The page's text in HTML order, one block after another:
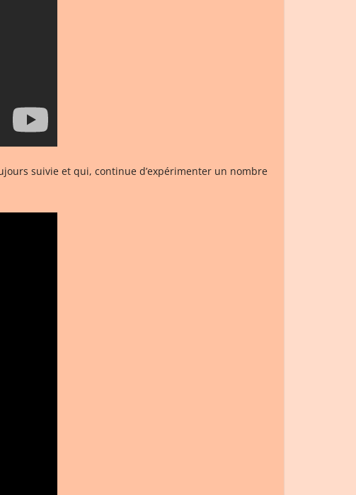
suivie et qui, continue d’expérimenter un nombre